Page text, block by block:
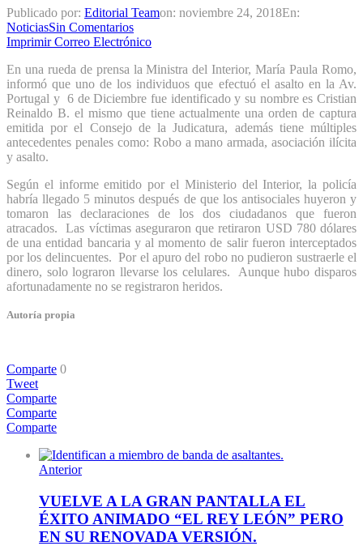
Publicado por: Editorial Teamon: noviembre 24, 2018En:
NoticiasSin Comentarios
Imprimir Correo Electrónico
En una rueda de prensa la Ministra del Interior, María Paula Romo,
informó que uno de los individuos que efectuó el asalto en la Av.
Portugal y 6 de Diciembre fue identificado y su nombre es Cristian
Reinaldo B. el mismo que tiene actualmente una orden de captura
emitida por el Consejo de la Judicatura, además tiene múltiples
antecedentes penales como: Robo a mano armada, asociación ilícita
y asalto.
Según el informe emitido por el Ministerio del Interior, la policía
habría llegado 5 minutos después de que los antisociales huyeron y
tomaron las declaraciones de los dos ciudadanos que fueron
atracados. Las víctimas aseguraron que retiraron USD 780 dólares
de una entidad bancaria y al momento de salir fueron interceptados
por los delincuentes. Por el apuro del robo no pudieron sustraerle el
dinero, solo lograron llevarse los celulares. Aunque hubo disparos
afortunadamente no se registraron heridos.
Autoría propia
Comparte 0
Tweet
Comparte
Comparte
Comparte
Anterior
VUELVE A LA GRAN PANTALLA EL
ÉXITO ANIMADO “EL REY LEÓN” PERO
EN SU RENOVADA VERSIÓN.